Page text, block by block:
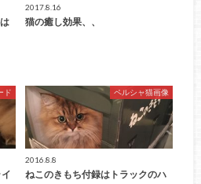
2017.8.16
猫の癒し効果、、
ド ペルシャ猫画像
2016.8.8
ねこのきもち付録はトラックのハ